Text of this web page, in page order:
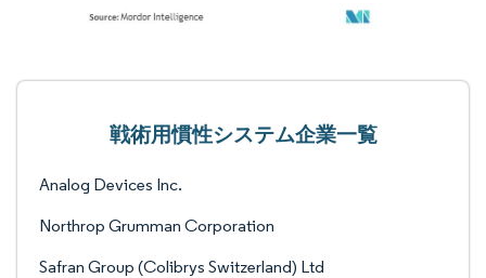
戦術用慣性システム企業一覧
Analog Devices Inc.
Northrop Grumman Corporation
Safran Group (Colibrys Switzerland) Ltd